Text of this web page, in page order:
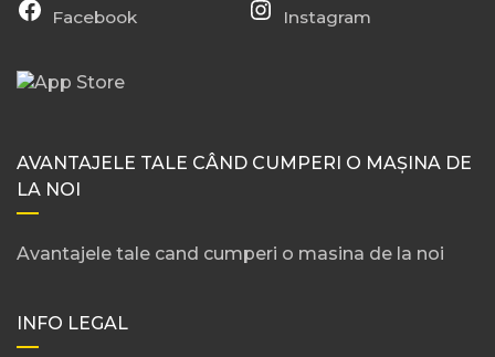
Facebook Instagram
AVANTAJELE TALE CÂND CUMPERI O MAȘINA DE
LA NOI
Avantajele tale cand cumperi o masina de la noi
INFO LEGAL